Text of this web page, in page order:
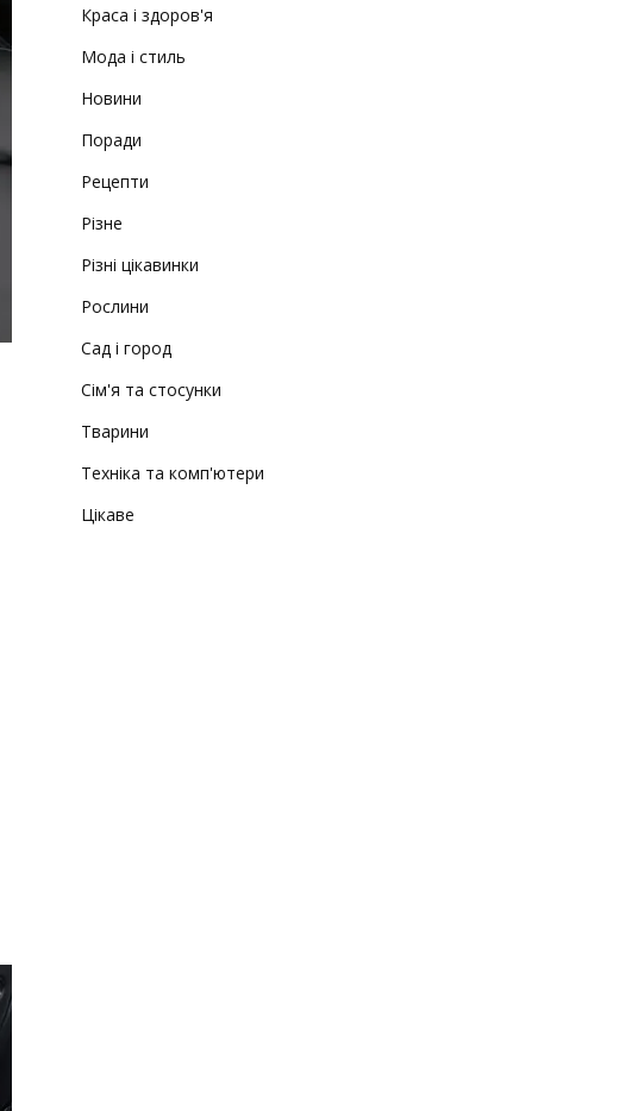
Краса і здоров'я
Мода і стиль
Новини
Поради
Рецепти
Різне
Різні цікавинки
Рослини
Сад і город
Сім'я та стосунки
Тварини
Техніка та комп'ютери
Цікаве